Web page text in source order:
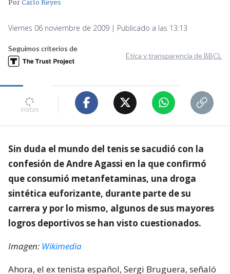
PorCarlo Reyes
Viernes 06 noviembre de 2009 | Publicado a las 13:13
Seguimos criterios de
Ética y transparencia de BBCL
visitas
Sin duda el mundo del tenis se sacudió con la
confesión de Andre Agassi en la que confirmó
que consumió metanfetaminas, una droga
sintética euforizante, durante parte de su
carrera y por lo mismo, algunos de sus mayores
logros deportivos se han visto cuestionados.
Imagen: Wikimedia
Ahora, el ex tenista español, Sergi Bruguera, señaló